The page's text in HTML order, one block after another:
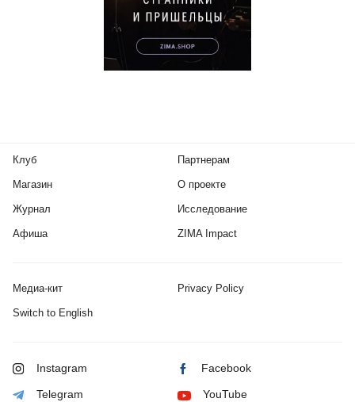
Клуб
Магазин
Журнал
Афиша
Партнерам
О проекте
Исследование
ZIMA Impact
Медиа-кит Privacy Policy
Switch to English
Instagram Facebook
Telegram YouTube